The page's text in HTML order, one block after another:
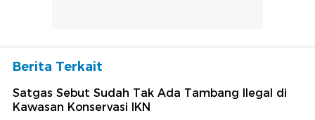
Berita Terkait
Satgas Sebut Sudah Tak Ada Tambang Ilegal di
Kawasan Konservasi IKN